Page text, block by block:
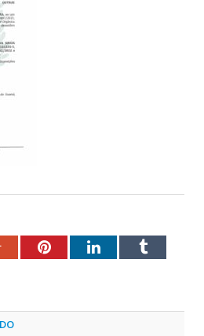
Google+PinterestLinkedInTumblr